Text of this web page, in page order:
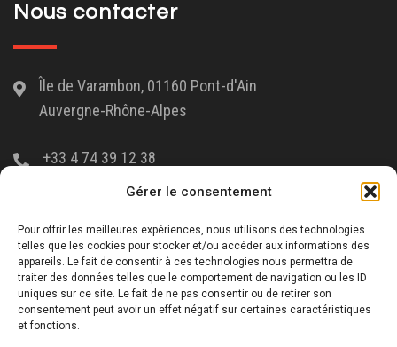
Gérer le consentement
Pour offrir les meilleures expériences, nous utilisons des technologies
telles que les cookies pour stocker et/ou accéder aux informations des
appareils. Le fait de consentir à ces technologies nous permettra de
traiter des données telles que le comportement de navigation ou les ID
uniques sur ce site. Le fait de ne pas consentir ou de retirer son
consentement peut avoir un effet négatif sur certaines caractéristiques
et fonctions.
Nous contacter
Île de Varambon, 01160 Pont-d'Ain
Auvergne-Rhône-Alpes
+33 4 74 39 12 38
Nous rejoindre
Nous contacter